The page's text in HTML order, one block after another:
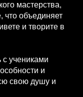
мастерства,
объединяет
и творите в
с учениками
и
свою душу и